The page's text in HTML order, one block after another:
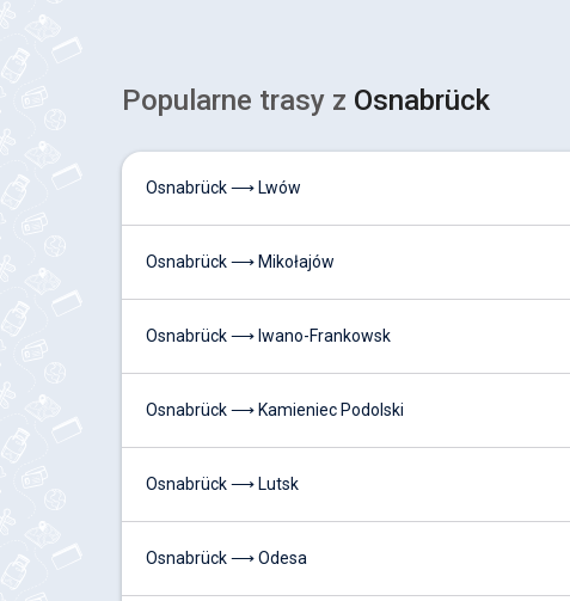
Popularne trasy z Osnabrück
Osnabrück ⟶ Lwów
Osnabrück ⟶ Mikołajów
Osnabrück ⟶ Iwano-Frankowsk
Osnabrück ⟶ Kamieniec Podolski
Osnabrück ⟶ Lutsk
Osnabrück ⟶ Odesa